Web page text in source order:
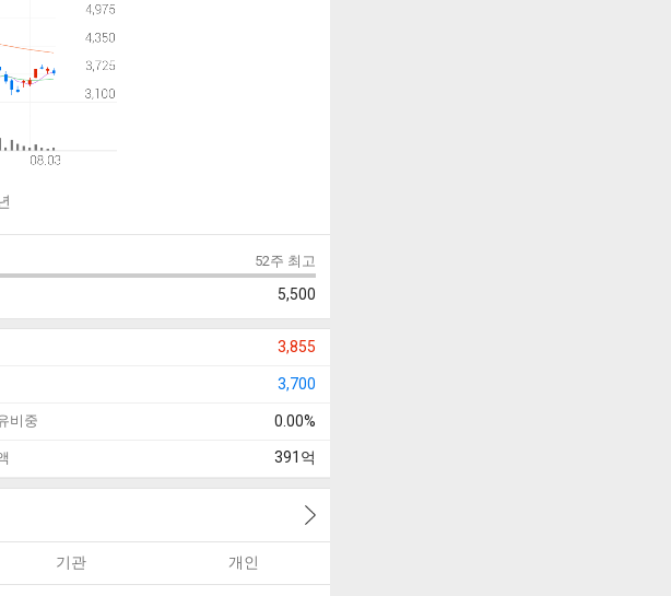
52주 최고
5,500
3,855
3,700
비중 0.00%
391 억
기관 개인